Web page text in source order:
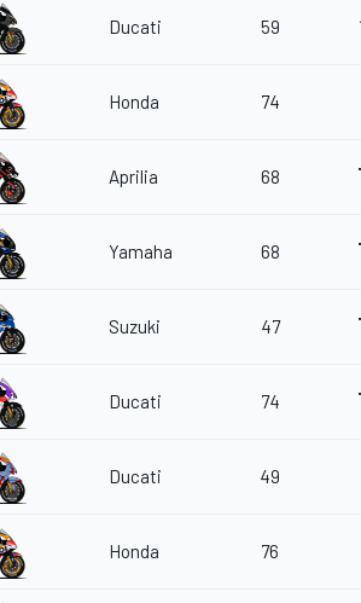
Ducati 59
Honda 74
Aprilia 68
Yamaha 68
Suzuki 47
Ducati 74
Ducati 49
Honda 76